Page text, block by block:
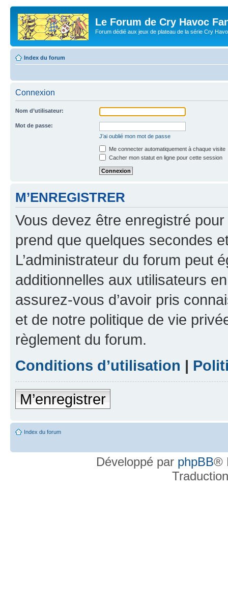
Le Forum de Cry Havoc
Forum dédié aux jeux de plateau de la série Cry
Index du forum
Connexion
Nom d’utilisateur:
Mot de passe:
J’ai oublié mon mot de passe
Me connecter automatiquement à chaque visite
Cacher mon statut en ligne pour cette session
M’ENREGISTRER
Vous devez être enregistré
prend que quelques secondes
L’administrateur du forum peut
additionnelles aux utilisateurs
assurez-vous d’avoir pris
et de notre politique de vie
règlement du forum.
Conditions d’utilisation |
M’enregistrer
Index du forum
Développé par phpBB®